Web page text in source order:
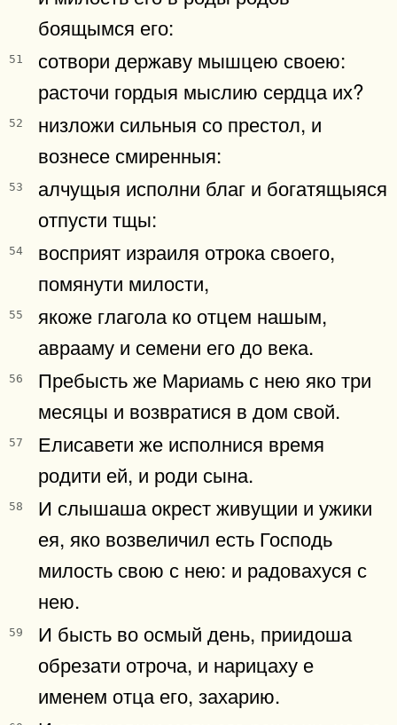
боящымся его:
51
сотвори державу мышцею своею:
расточи гордыя мыслию сердца их?
52
низложи сильныя со престол, и
вознесе смиренныя:
53
алчущыя исполни благ и богатящыяся
отпусти тщы:
54
восприят израиля отрока своего,
помянути милости,
55
якоже глагола ко отцем нашым,
аврааму и семени его до века.
56
Пребысть же Мариамь с нею яко три
месяцы и возвратися в дом свой.
57
Елисавети же исполнися время
родити ей, и роди сына.
58
И слышаша окрест живущии и ужики
ея, яко возвеличил есть Господь
милость свою с нею: и радовахуся с
нею.
59
И бысть во осмый день, приидоша
обрезати отроча, и нарицаху е
именем отца его, захарию.